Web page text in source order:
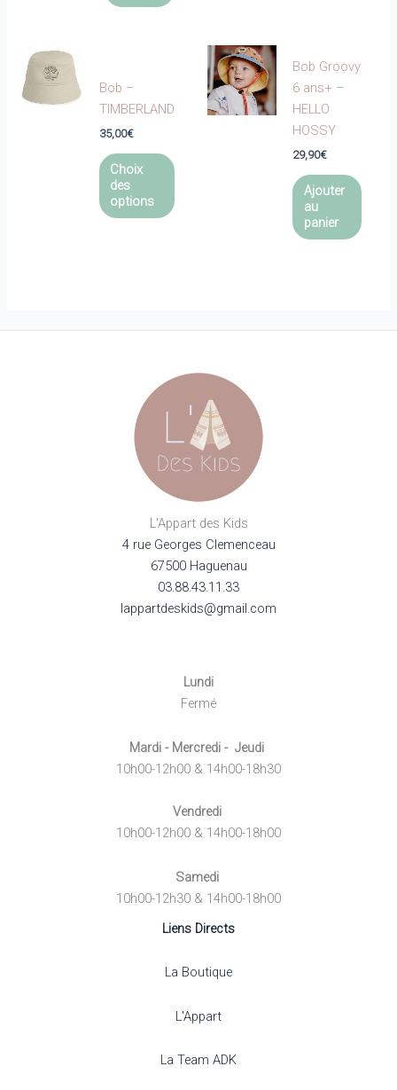
Bob –
TIMBERLAND
35,00€
Choix
des
options
a
être
sur
page
produit
Bob Groovy
6 ans+ –
HELLO
HOSSY
29,90€
Ajouter
au
panier
L'Appart des Kids
4 rue Georges Clemenceau
67500 Haguenau
03.88.43.11.33
lappartdeskids@gmail.com
Lundi
Fermé
Mardi - Mercredi - Jeudi
10h00-12h00 & 14h00-18h30
Vendredi
10h00-12h00 & 14h00-18h00
Samedi
10h00-12h30 & 14h00-18h00
Liens Directs
La Boutique
L'Appart
La Team ADK